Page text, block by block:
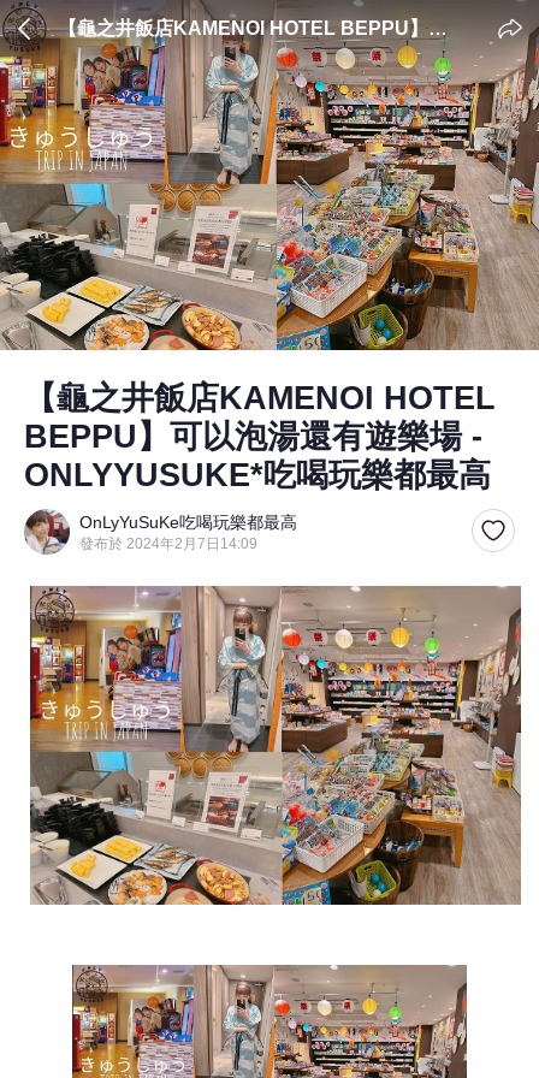
【龜之井飯店KAMENOI HOTEL BEPPU】可
以泡湯還有遊樂場 - ONLYYUSUKE*吃喝玩樂
都最高
【龜之井飯店KAMENOI HOTEL
BEPPU】可以泡湯還有遊樂場 -
ONLYYUSUKE*吃喝玩樂都最高
OnLyYuSuKe吃喝玩樂都最高
發布於 2024年2月7日14:09